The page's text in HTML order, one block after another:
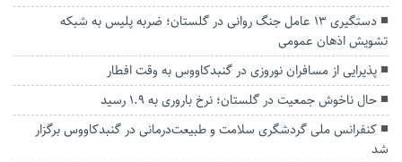
دستگیری ۱۳ عامل جنگ روانی در گلستان؛ ضربه پلیس به شبکه
تشویش اذهان عمومی
پذیرایی از مسافران نوروزی در گنبدکاووس به وقت افطار
حال ناخوش جمعیت در گلستان؛ نرخ باروری به ۱.۹ رسید
کنفرانس ملی گردشگری سلامت و طبیعت‌درمانی در گنبدکاووس برگزار
شد